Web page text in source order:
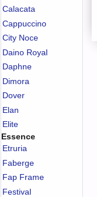
Calacata
Cappuccino
City Noce
Daino Royal
Daphne
Dimora
Dover
Elan
Elite
Essence
Etruria
Faberge
Fap Frame
Festival